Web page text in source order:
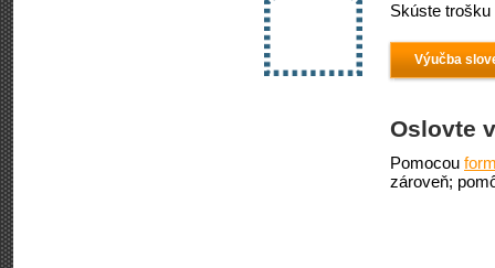
Skúste
Výučba
Oslovte
Pomocou
zároveň;